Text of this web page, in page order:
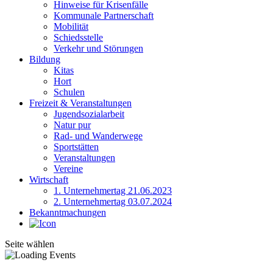
Hinweise für Krisenfälle
Kommunale Partnerschaft
Mobilität
Schiedsstelle
Verkehr und Störungen
Bildung
Kitas
Hort
Schulen
Freizeit & Veranstaltungen
Jugendsozialarbeit
Natur pur
Rad- und Wanderwege
Sportstätten
Veranstaltungen
Vereine
Wirtschaft
1. Unternehmertag 21.06.2023
2. Unternehmertag 03.07.2024
Bekanntmachungen
Seite wählen